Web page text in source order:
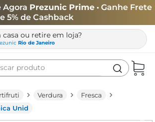
Agora Prezunic Prime • Ganhe Frete
5% de Cashback
casa ou retire em loja?
Rio de Janeiro
produto
Verdura
Fresca
Unid